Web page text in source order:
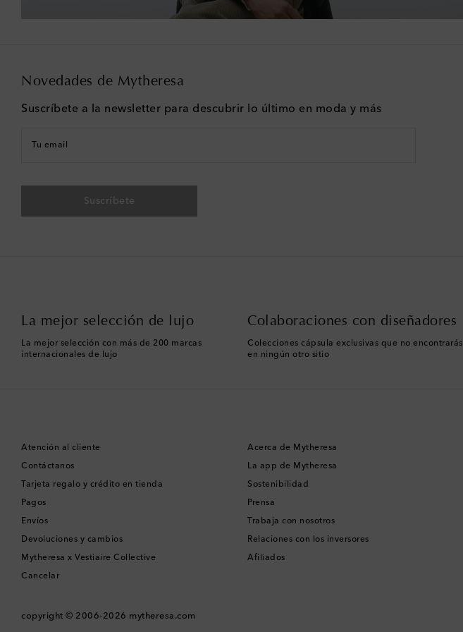
Novedades de Mytheresa
Suscríbete a la newsletter para descubrir lo último en moda y más
Tu email
Suscríbete
La mejor selección de lujo
La mejor selección con más de 200 marcas
internacionales de lujo
Colaboraciones con diseñadores
Colecciones cápsula exclusivas que no encontrarás
en ningún otro sitio
Atención al cliente
Contáctanos
Tarjeta regalo y crédito en tienda
Pagos
Envíos
Devoluciones y cambios
Mytheresa x Vestiaire Collective
Cancelar
Acerca de Mytheresa
La app de Mytheresa
Sostenibilidad
Prensa
Trabaja con nosotros
Relaciones con los inversores
Afiliados
copyright © 2006-2026 mytheresa.com